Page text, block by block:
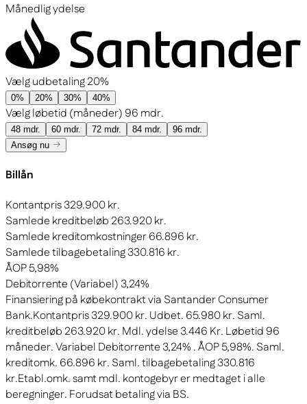
Månedlig ydelse
Vælg udbetaling20%
0% 20% 30% 40%
Vælg løbetid (måneder) 96 mdr.
48 mdr. 60 mdr. 72 mdr. 84 mdr.
96 mdr.
Ansøg nu
Billån
Kontantpris329.900 kr.
Samlede kreditbeløb 263.920 kr.
Samlede kreditomkostninger66.896 kr.
Samlede tilbagebetaling330.816 kr.
ÅOP5,98%
Debitorrente (Variabel) 3,24%
Finansiering på købekontrakt via Santander Consumer
Bank.Kontantpris 329.900 kr. Udbet. 65.980 kr. Saml.
kreditbeløb 263.920 kr. Mdl. ydelse 3.446 Kr. Løbetid 96
måneder. Variabel Debitorrente 3,24% . ÅOP 5,98%. Saml.
kreditomk. 66.896 kr. Saml. tilbagebetaling 330.816
kr.Etabl.omk. samt mdl. kontogebyr er medtaget i alle
beregninger. Forudsat betaling via BS.